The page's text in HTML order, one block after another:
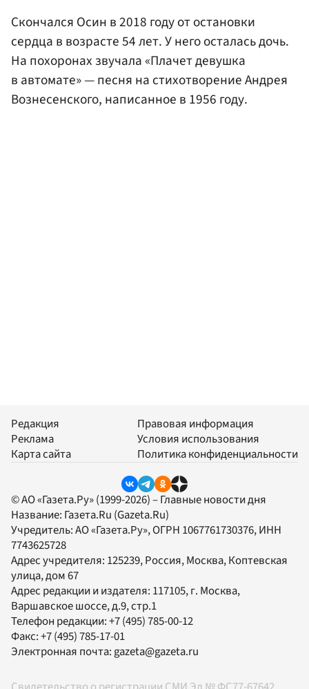
Скончался Осин в 2018 году от остановки
сердца в возрасте 54 лет. У него осталась дочь.
На похоронах звучала «Плачет девушка
в автомате» — песня на стихотворение Андрея
Вознесенского, написанное в 1956 году.
Редакция
Реклама
Карта сайта
Правовая информация
Условия использования
Политика конфиденциальности
© АО «Газета.Ру» (1999-2026) – Главные новости дня
Название: Газета.Ru (Gazeta.Ru)
Учредитель:АО «Газета.Ру», ОГРН 1067761730376, ИНН
7743625728
Адрес учредителя: 125239, Россия, Москва, Коптевская
улица, дом 67
Адрес редакции и издателя: 117105, г. Москва,
Варшавское шоссе, д.9, стр.1
Телефон редакции:+7 (495) 785-00-12
Факс:+7 (495) 785-17-01
Электронная почта:gazeta@gazeta.ru